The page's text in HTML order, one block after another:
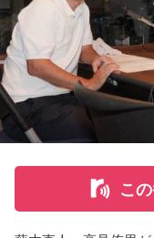
した。田村は、人生
で流す曲は決めてい
て、毎日ギターの弾
しているんです。娘
式のときに『パパが
思いを語りました。
コーナー後には、来
こ